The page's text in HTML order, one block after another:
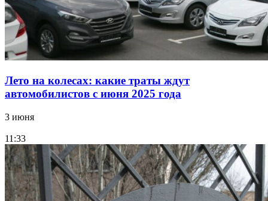
Лето на колесах: какие траты ждут
автомобилистов с июня 2025 года
3 июня
11:33